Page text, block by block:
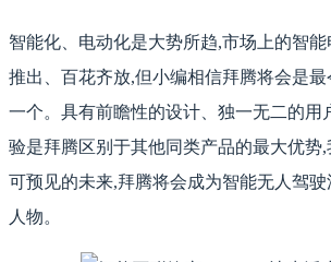
智能化、电动化是大势所趋,市场上的智
推出、百花齐放,但小编相信拜腾将会是
一个。具有前瞻性的设计、独一无二的用
验是拜腾区别于其他同类产品的最大优势
可预见的未来,拜腾将会成为智能无人驾
人物。